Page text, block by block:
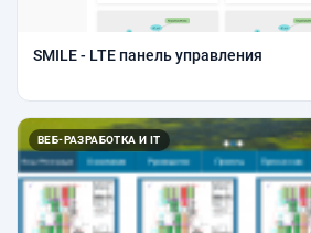
SMILE - LTE панель управления
ВЕБ-РАЗРАБОТКА И IT